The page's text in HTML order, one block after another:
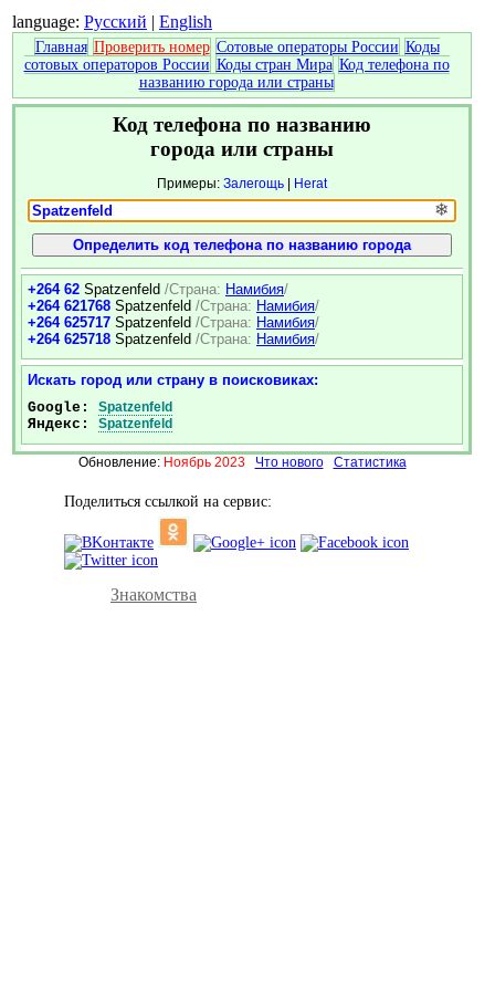
language: Русский | English
Главная Проверить номер Сотовые операторы России Коды
сотовых операторов России Коды стран Мира Код телефона по
названию города или страны
Код телефона по названию
города или страны
Примеры: Залегощь | Herat
❄
+264 62 Spatzenfeld /Страна: Намибия/
+264 621768 Spatzenfeld /Страна: Намибия/
+264 625717 Spatzenfeld /Страна: Намибия/
+264 625718 Spatzenfeld /Страна: Намибия/
Искать город или страну в поисковиках:
Google: Spatzenfeld
Яндекс: Spatzenfeld
Обновление: Ноябрь 2023 Что нового Статистика
Поделиться ссылкой на сервис:
Знакомства